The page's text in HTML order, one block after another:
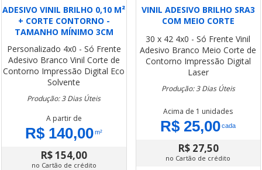
ADESIVO VINIL BRILHO 0,10 M²
+ CORTE CONTORNO -
TAMANHO MÍNIMO 3CM
Personalizado 4x0 - Só Frente
Adesivo Branco Vinil Corte de
Contorno Impressão Digital Eco
Solvente
Produção: 3 Dias Úteis
A partir de
R$ 140,00m²
R$ 154,00
no Cartão de crédito
VINIL ADESIVO BRILHO SRA3
COM MEIO CORTE
30 x 42 4x0 - Só Frente Vinil
Adesivo Branco Meio Corte de
Contorno Impressão Digital
Laser
Produção: 3 Dias Úteis
Acima de 1 unidades
R$ 25,00cada
R$ 27,50
no Cartão de crédito